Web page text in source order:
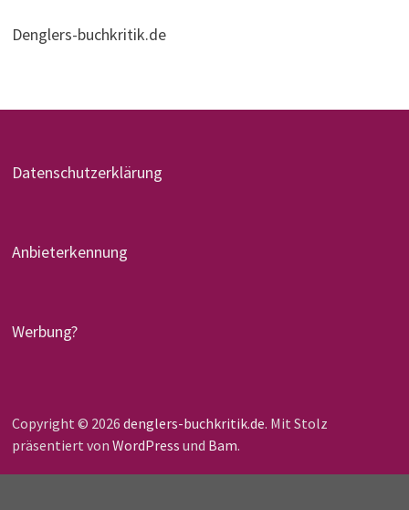
Denglers-buchkritik.de
Datenschutzerklärung
Anbieterkennung
Werbung?
Copyright © 2026 denglers-buchkritik.de. Mit Stolz
präsentiert von WordPress und Bam.